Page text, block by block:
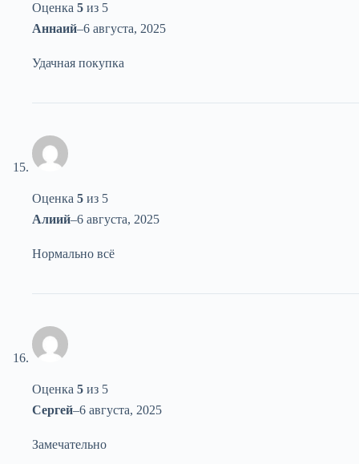
Оценка 5 из 5
Аннаий–6 августа, 2025
Удачная покупка
Оценка 5 из 5
Алиий–6 августа, 2025
Нормально всё
Оценка 5 из 5
Сергей–6 августа, 2025
Замечательно